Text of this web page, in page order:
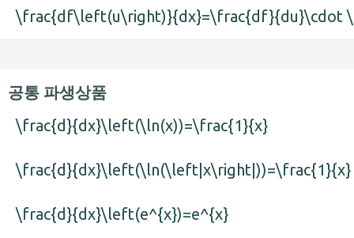
\frac{df\left(u\right)}{dx}=\frac{df}{du}\cdot
공통 파생상품
\frac{d}{dx}\left(\ln(x))=\frac{1}{x}
\frac{d}{dx}\left(\ln(\left|x\right|))=\frac{1}{x}
\frac{d}{dx}\left(e^{x})=e^{x}